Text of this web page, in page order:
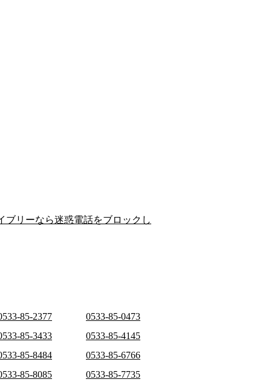
ブリーなら迷惑電話をブロックし
85-2377
0533-85-0473
85-3433
0533-85-4145
85-8484
0533-85-6766
85-8085
0533-85-7735